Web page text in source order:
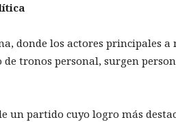
donde los actores principales a
tronos personal, surgen
un partido cuyo logro más